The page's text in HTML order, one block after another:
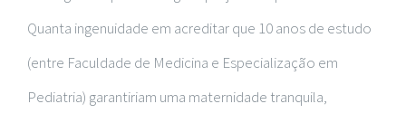
Quanta ingenuidade em acreditar que 10 anos de estudo
(entre Faculdade de Medicina e Especialização em
Pediatria) garantiriam uma maternidade tranquila,